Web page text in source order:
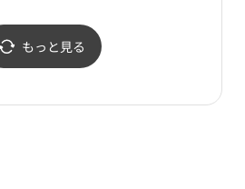
ル店
스파もっと見る